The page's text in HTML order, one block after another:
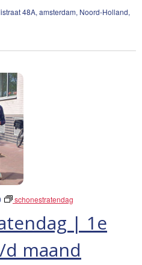
48A, amsterdam, Noord-Holland,
| 1e
maand
schonestratendag